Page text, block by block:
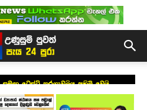
සමඟ ටෙස්ට් තරගාවලිය අහිමි වෙයි